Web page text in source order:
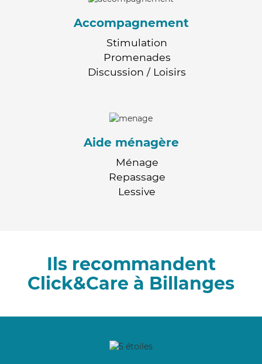
Accompagnement
Stimulation
Promenades
Discussion / Loisirs
Aide ménagère
Ménage
Repassage
Lessive
Ils recommandent
Click&Care à Billanges